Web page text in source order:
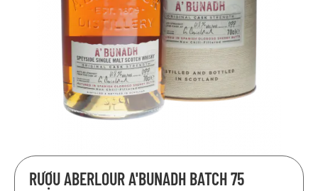
RƯỢU ABERLOUR A'BUNADH BATCH 75
Chuyển
đến